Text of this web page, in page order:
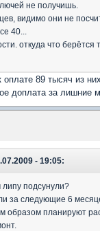
не получишь.
видимо они не
40...
откуда что берётся
89 тысяч из
доплата за лишние
- 19:05:
подсунули?
за следующие 6
образом планируют